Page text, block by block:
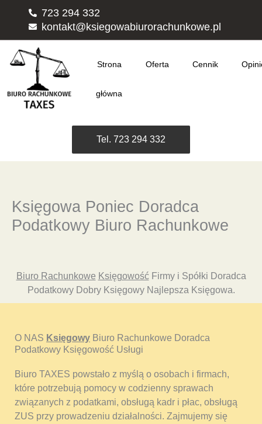
723 294 332
kontakt@ksiegowabiurorachunkowe.pl
Strona
główna
Oferta Cennik
Tel. 723 294 332
Księgowa Poniec Doradca
Podatkowy Biuro Rachunkowe
Biuro Rachunkowe KsięgowośćFirmy i Spółki Doradca
Podatkowy Dobry Księgowy Najlepsza Księgowa.
O NAS Księgowy Biuro Rachunkowe Doradca
Podatkowy Księgowość Usługi
Biuro TAXES powstało z myślą o osobach i firmach,
które potrzebują pomocy w codzienny sprawach
związanych z podatkami, obsługą kadr i płac, obsługą
ZUS przy prowadzeniu działalności. Zajmujemy się